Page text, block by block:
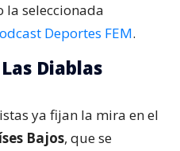
la seleccionada
Deportes FEM.
Diablas
ya fijan la mira en el
Bajos, que se